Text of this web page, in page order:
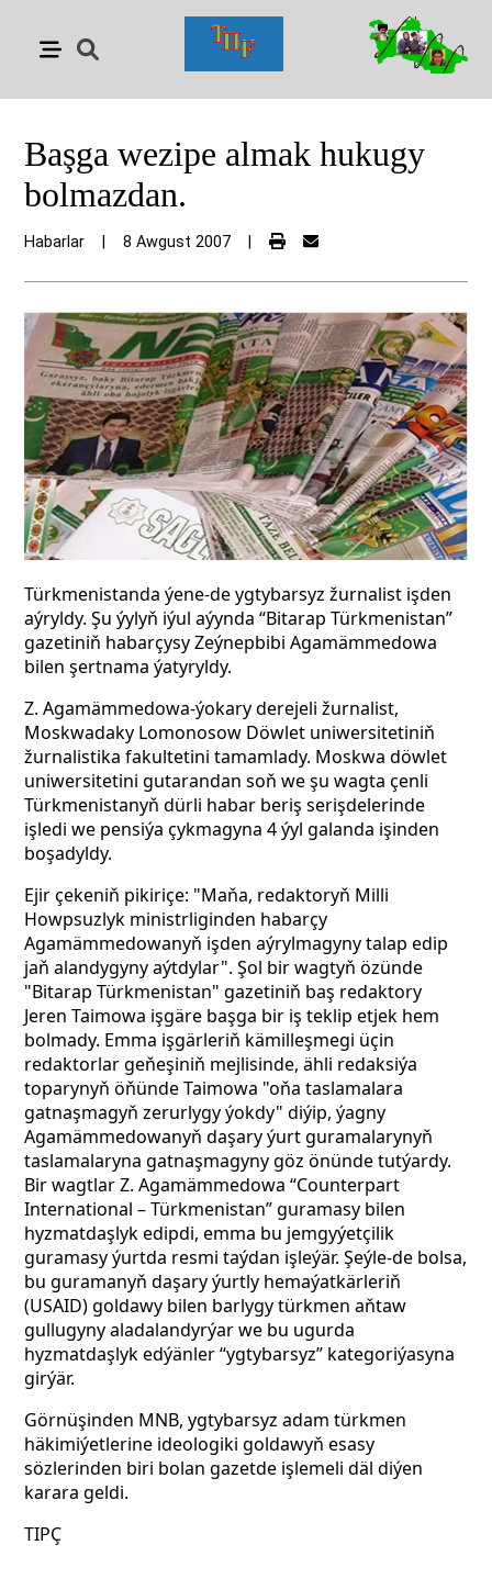
Başga wezipe almak hukugy
bolmazdan.
Habarlar 8 Awgust 2007
Türkmenistanda ýene-de ygtybarsyz žurnalist işden
aýryldy. Şu ýylyň iýul aýynda “Bitarap Türkmenistan”
gazetiniň habarçysy Zeýnepbibi Agamämmedowa
bilen şertnama ýatyryldy.
Z. Agamämmedowa-ýokary derejeli žurnalist,
Moskwadaky Lomonosow Döwlet uniwersitetiniň
žurnalistika fakultetini tamamlady. Moskwa döwlet
uniwersitetini gutarandan soň we şu wagta çenli
Türkmenistanyň dürli habar beriş serişdelerinde
işledi we pensiýa çykmagyna 4 ýyl galanda işinden
boşadyldy.
Ejir çekeniň pikiriçe: "Maňa, redaktoryň Milli
Howpsuzlyk ministrliginden habarçy
Agamämmedowanyň işden aýrylmagyny talap edip
jaň alandygyny aýtdylar". Şol bir wagtyň özünde
"Bitarap Türkmenistan" gazetiniň baş redaktory
Jeren Taimowa işgäre başga bir iş teklip etjek hem
bolmady. Emma işgärleriň kämilleşmegi üçin
redaktorlar geňeşiniň mejlisinde, ähli redaksiýa
toparynyň öňünde Taimowa "oňa taslamalara
gatnaşmagyň zerurlygy ýokdy" diýip, ýagny
Agamämmedowanyň daşary ýurt guramalarynyň
taslamalaryna gatnaşmagyny göz önünde tutýardy.
Bir wagtlar Z. Agamämmedowa “Counterpart
International – Türkmenistan” guramasy bilen
hyzmatdaşlyk edipdi, emma bu jemgyýetçilik
guramasy ýurtda resmi taýdan işleýär. Şeýle-de bolsa,
bu guramanyň daşary ýurtly hemaýatkärleriň
(USAID) goldawy bilen barlygy türkmen aňtaw
gullugyny aladalandyrýar we bu ugurda
hyzmatdaşlyk edýänler “ygtybarsyz” kategoriýasyna
girýär.
Görnüşinden MNB, ygtybarsyz adam türkmen
häkimiýetlerine ideologiki goldawyň esasy
sözlerinden biri bolan gazetde işlemeli däl diýen
karara geldi.
TIPÇ